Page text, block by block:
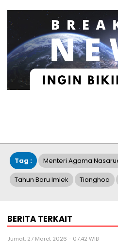
Tag : Menteri Agama
Tahun Baru Imlek Tionghoa
BERITA TERKAIT
Jumat, 27 Maret 2026 - 07:42 WIB